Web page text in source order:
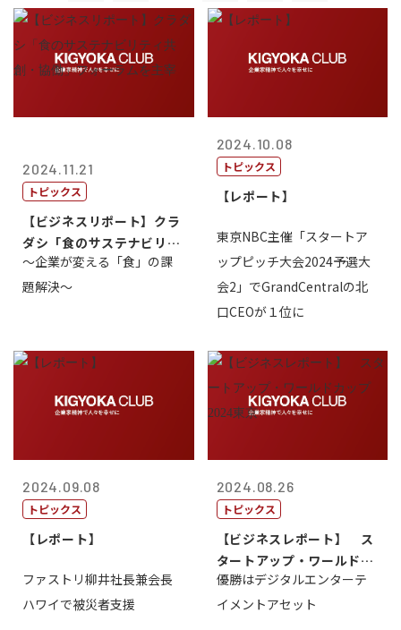
2024.11.21
トピックス
【ビジネスリポート】クラ
ダシ「食のサステナビリテ
ィ共創・協働...
～企業が変える「食」の課
題解決～
2024.10.08
トピックス
【レポート】
東京NBC主催「スタートア
ップピッチ大会2024予選大
会2」でGrandCentralの北
口CEOが１位に
2024.09.08
トピックス
【レポート】
ファストリ柳井社長兼会長
ハワイで被災者支援
2024.08.26
トピックス
【ビジネスレポート】 ス
タートアップ・ワールドカ
ップ2024...
優勝はデジタルエンターテ
イメントアセット